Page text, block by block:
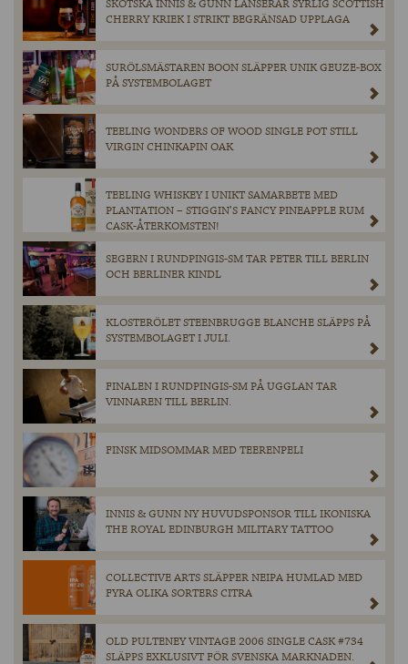
SKOTSKA INNIS & GUNN LANSERAR SYRLIG SCOTTISH
CHERRY KRIEK I STRIKT BEGRÄNSAD UPPLAGA
SURÖLSMÄSTAREN BOON SLÄPPER UNIK GEUZE-BOX
PÅ SYSTEMBOLAGET
TEELING WONDERS OF WOOD SINGLE POT STILL
VIRGIN CHINKAPIN OAK
TEELING WHISKEY I UNIKT SAMARBETE MED
PLANTATION – STIGGIN’S FANCY PINEAPPLE RUM
CASK-ÅTERKOMSTEN!
SEGERN I RUNDPINGIS-SM TAR PETER TILL BERLIN
OCH BERLINER KINDL
KLOSTERÖLET STEENBRUGGE BLANCHE SLÄPPS PÅ
SYSTEMBOLAGET I JULI.
FINALEN I RUNDPINGIS-SM PÅ UGGLAN TAR
VINNAREN TILL BERLIN.
FINSK MIDSOMMAR MED TEERENPELI
INNIS & GUNN NY HUVUDSPONSOR TILL IKONISKA
THE ROYAL EDINBURGH MILITARY TATTOO
COLLECTIVE ARTS SLÄPPER NEIPA HUMLAD MED
FYRA OLIKA SORTERS CITRA
OLD PULTENEY VINTAGE 2006 SINGLE CASK #734
SLÄPPS EXKLUSIVT FÖR SVENSKA MARKNADEN.